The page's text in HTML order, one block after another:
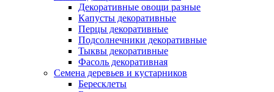
Декоративные овощи разные
Капусты декоративные
Перцы декоративные
Подсолнечники декоративные
Тыквы декоративные
Фасоль декоративная
Семена деревьев и кустарников
Бересклеты